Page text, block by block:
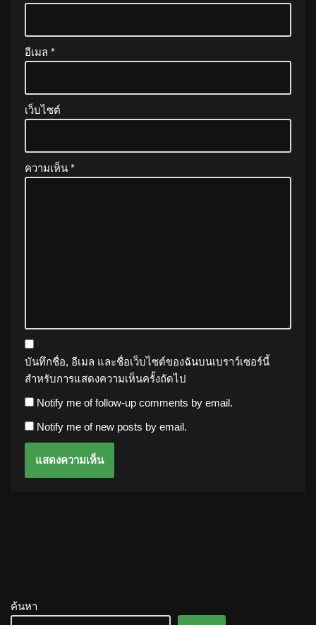
อีเมล *
เว็บไซต์
ความเห็น *
บันทึกชื่อ, อีเมล และชื่อเว็บไซต์ของฉันบนเบราว์เซอร์นี้
สำหรับการแสดงความเห็นครั้งถัดไป
Notify me of follow-up comments by email.
Notify me of new posts by email.
ค้นหา